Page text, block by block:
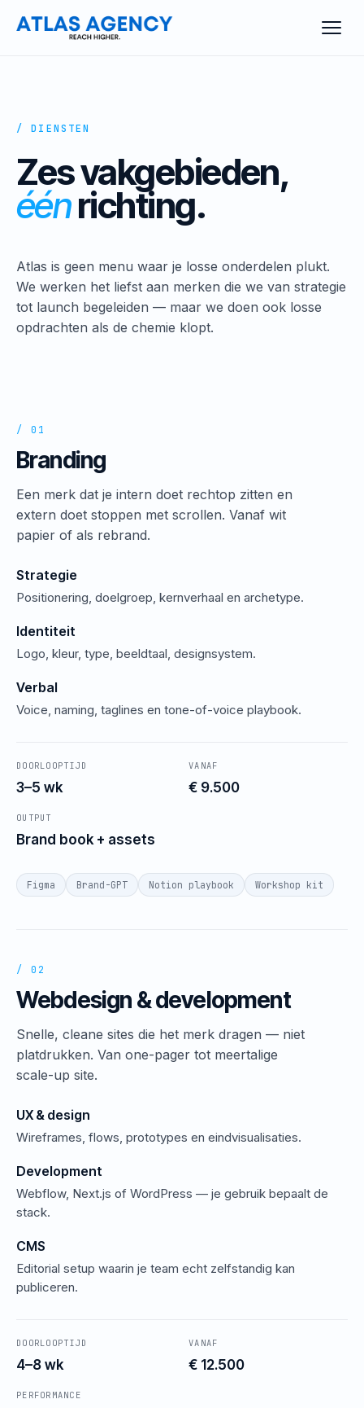
/ DIENSTEN
Zes vakgebieden,
éénrichting.
Atlas is geen menu waar je losse onderdelen plukt.
We werken het liefst aan merken die we van strategie
tot launch begeleiden — maar we doen ook losse
opdrachten als de chemie klopt.
/ 01
Branding
Een merk dat je intern doet rechtop zitten en
extern doet stoppen met scrollen. Vanaf wit
papier of als rebrand.
Strategie
Positionering, doelgroep, kernverhaal en archetype.
Identiteit
Logo, kleur, type, beeldtaal, designsystem.
Verbal
Voice, naming, taglines en tone-of-voice playbook.
DOORLOOPTIJD
3–5 wk
VANAF
€ 9.500
OUTPUT
Brand book + assets
Figma Brand-GPT Notion playbook Workshop kit
/ 02
Webdesign & development
Snelle, cleane sites die het merk dragen — niet
platdrukken. Van one-pager tot meertalige
scale-up site.
UX & design
Wireframes, flows, prototypes en eindvisualisaties.
Development
Webflow, Next.js of WordPress — je gebruik bepaalt de
stack.
CMS
Editorial setup waarin je team echt zelfstandig kan
publiceren.
DOORLOOPTIJD
4–8 wk
VANAF
€ 12.500
PERFORMANCE